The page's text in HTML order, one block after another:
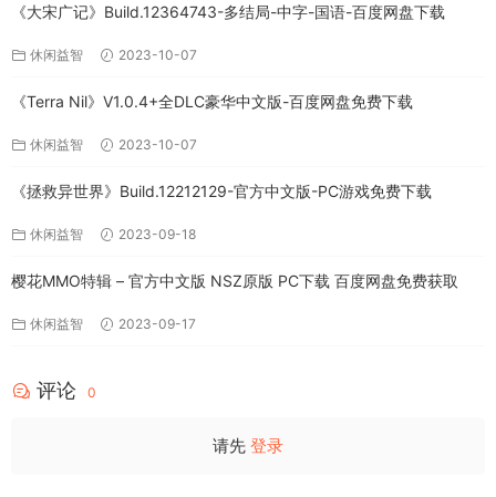
《大宋广记》Build.12364743-多结局-中字-国语-百度网盘下载
休闲益智 2023-10-07
《Terra Nil》V1.0.4+全DLC豪华中文版-百度网盘免费下载
休闲益智 2023-10-07
《拯救异世界》Build.12212129-官方中文版-PC游戏免费下载
休闲益智 2023-09-18
樱花MMO特辑 – 官方中文版 NSZ原版 PC下载 百度网盘免费获取
休闲益智 2023-09-17
评论 0
请先 登录